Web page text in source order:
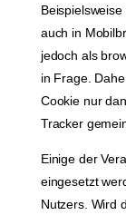
auch in
jedoch als
in Frage.
Cookie nur
Tracker
Einige der
eingesetzt
Nutzers. Wird